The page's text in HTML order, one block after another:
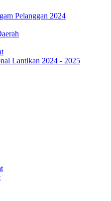
Pelanggan 2024
Lantikan 2024 - 2025